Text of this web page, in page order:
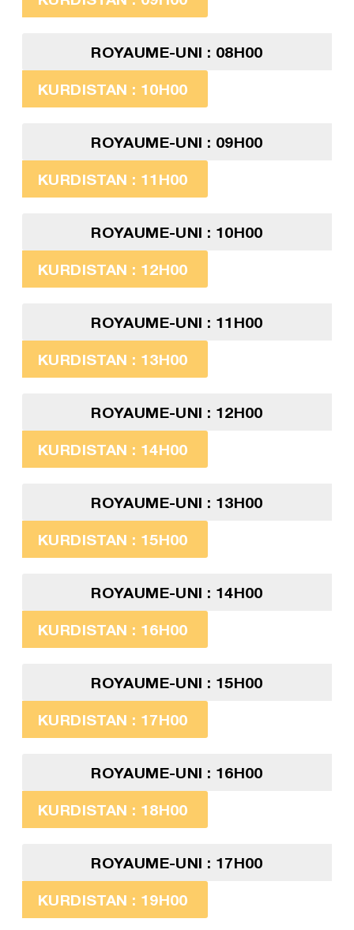
ROYAUME-UNI : 08H00
KURDISTAN : 10H00
ROYAUME-UNI : 09H00
KURDISTAN : 11H00
ROYAUME-UNI : 10H00
KURDISTAN : 12H00
ROYAUME-UNI : 11H00
KURDISTAN : 13H00
ROYAUME-UNI : 12H00
KURDISTAN : 14H00
ROYAUME-UNI : 13H00
KURDISTAN : 15H00
ROYAUME-UNI : 14H00
KURDISTAN : 16H00
ROYAUME-UNI : 15H00
KURDISTAN : 17H00
ROYAUME-UNI : 16H00
KURDISTAN : 18H00
ROYAUME-UNI : 17H00
KURDISTAN : 19H00